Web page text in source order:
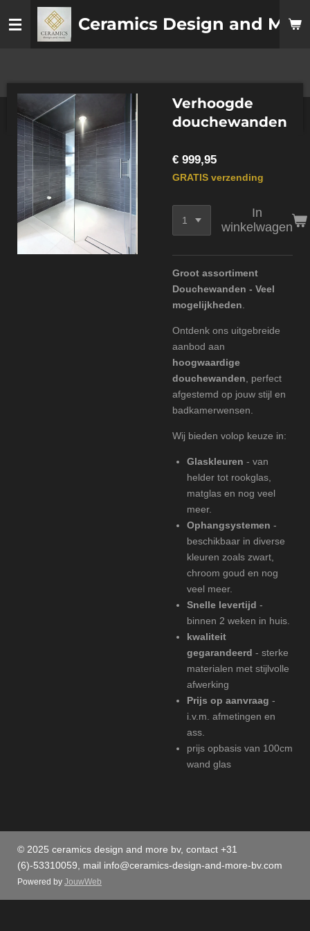
direct
Ceramics Design and
Verhoogde
douchewanden
€ 999,95
GRATIS verzending
In
winkelwagen
Groot assortiment
Douchewanden - Veel
mogelijkheden
Ontdenk ons uitgebreide
aanbod aan
hoogwaardige
douchewanden , perfect
afgestemd op jouw stijl en
badkamerwensen.
Wij bieden volop keuze in:
Glaskleuren - van
helder tot rookglas,
matglas en nog veel
meer.
Ophangsystemen -
beschikbaar in diverse
kleuren zoals zwart,
chroom goud en nog
veel meer.
Snelle levertijd -
binnen 2 weken in huis.
kwaliteit
gegarandeerd - sterke
materialen met stijlvolle
afwerking
Prijs op aanvraag -
i.v.m. afmetingen en
ass.
prijs opbasis van 100cm
wand glas
© 2025 ceramics design and more bv, contact +31
(6)-53310059, mail info@ceramics-design-and-more-bv.com
Powered by JouwWeb